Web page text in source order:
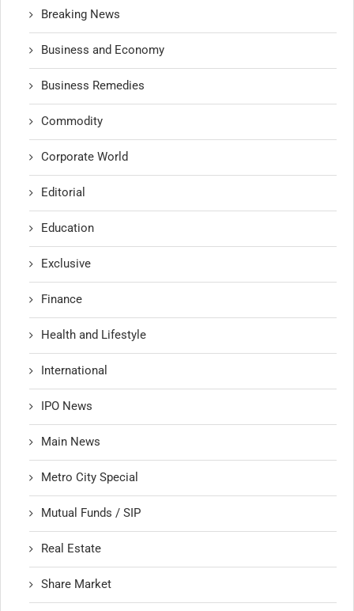
Breaking News
Business and Economy
Business Remedies
Commodity
Corporate World
Editorial
Education
Exclusive
Finance
Health and Lifestyle
International
IPO News
Main News
Metro City Special
Mutual Funds / SIP
Real Estate
Share Market